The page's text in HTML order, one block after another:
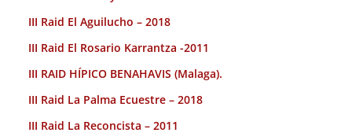
III Raid El Aguilucho – 2018
III Raid El Rosario Karrantza -2011
III RAID HÍPICO BENAHAVIS (Malaga).
III Raid La Palma Ecuestre – 2018
III Raid La Reconcista – 2011